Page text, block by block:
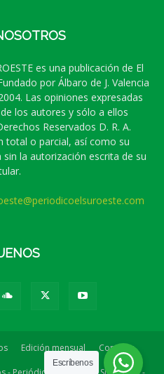
es una publicación de El
por Álbaro de J. Valencia
Las opiniones expresadas
los autores y sólo a ellos
Reservados D. R. A.
total o parcial, así como su
la autorización escrita de su
Edición mensual Contacto
Escríbenos